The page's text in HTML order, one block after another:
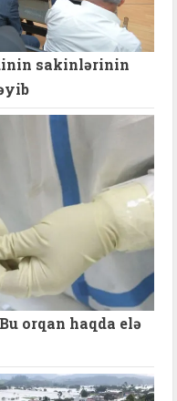
sakinlərinin
orqan haqda elə